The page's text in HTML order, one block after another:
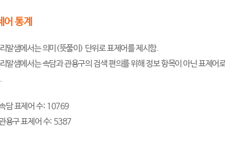
어 통계
말샘에서는 의미(뜻풀이) 단위로 표제어를 제시함.
말샘에서는 속담과 관용구의 검색 편의를 위해 정보 항목이 아닌 표제어
담 표제어 수: 10769
용구 표제어 수: 5387